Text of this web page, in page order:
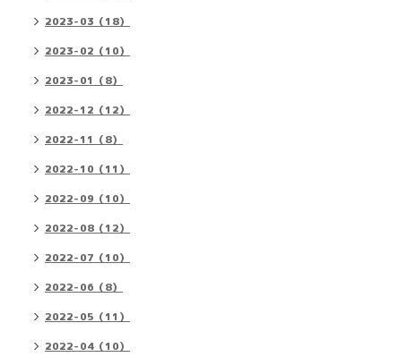
2023-03（18）
2023-02（10）
2023-01（8）
2022-12（12）
2022-11（8）
2022-10（11）
2022-09（10）
2022-08（12）
2022-07（10）
2022-06（8）
2022-05（11）
2022-04（10）